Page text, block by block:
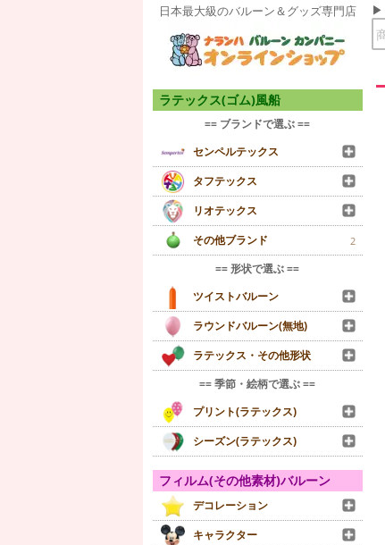
日本最大級のバルーン＆グッズ専門店
ラテックス(ゴム)風船
== ブランドで選ぶ ==
センペルテックス
タフテックス
リオテックス
その他ブランド
2
== 形状で選ぶ ==
ツイストバルーン
ラウンドバルーン(無地)
ラテックス・その他形状
== 季節・絵柄で選ぶ ==
プリント(ラテックス)
シーズン(ラテックス)
フィルム(その他素材)バルーン
デコレーション
キャラクター